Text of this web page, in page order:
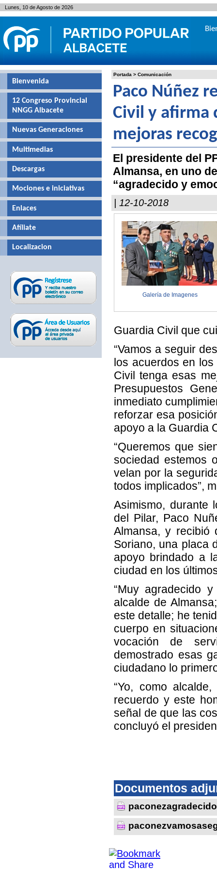
Portada > Comunicación
Paco Núñez
Civil y afirma
mejoras
El presidente del
Almansa, en uno
“agradecido y
| 12-10-2018
Galería de Imagenes
Guardia Civil que
“Vamos a seguir
los acuerdos en
Civil tenga esas
Presupuestos
inmediato
reforzar esa
apoyo a la Guardia
“Queremos que
sociedad estemos
velan por la
todos implicados”,
Asimismo, durante
del Pilar, Paco
Almansa, y recibió
Soriano, una placa
apoyo brindado a
ciudad en los
“Muy agradecido
alcalde de
este detalle; he
cuerpo en
vocación de
demostrado esas
ciudadano lo
“Yo, como
recuerdo y este
señal de que las
concluyó el
Documentos
Bienvenida
12 Congreso Provincial
NNGG Albacete
Nuevas Generaciones
Multimedias
Descargas
Mociones e iniciativas
Enlaces
Afíliate
Localizacion
Lunes, 10 de Agosto de 2026